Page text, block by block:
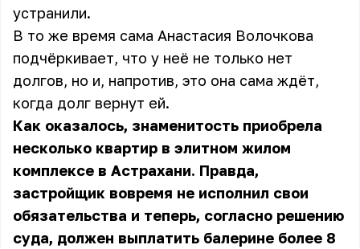
устранили.
В то же время сама Анастасия Волочкова
подчёркивает, что у неё не только нет
долгов, но и, напротив, это она сама ждёт,
когда долг вернут ей.
Как оказалось, знаменитость приобрела
несколько квартир в элитном жилом
комплексе в Астрахани. Правда,
застройщик вовремя не исполнил свои
обязательства и теперь, согласно решению
суда, должен выплатить балерине более 8